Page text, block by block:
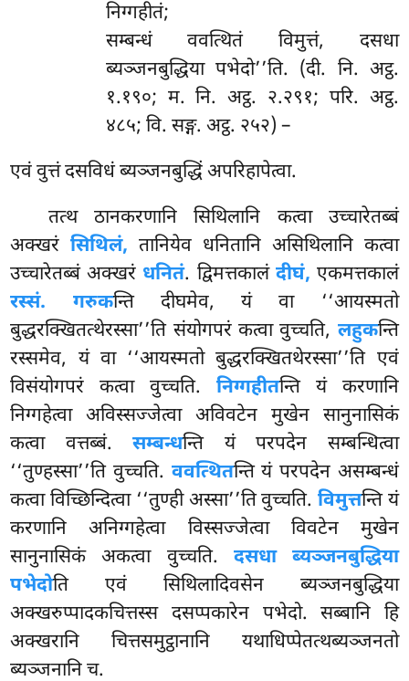
निग्गहीतं;
सम्बन्धं ववत्थितं विमुत्तं, दसधा
ब्यञ्जनबुद्धिया पभेदो’’ति. (दी. नि. अट्ठ.
१.१९०; म. नि. अट्ठ. २.२९१; परि. अट्ठ.
४८५; वि. सङ्ग. अट्ठ. २५२) –
एवं वुत्तं दसविधं ब्यञ्जनबुद्धिं अपरिहापेत्वा.
तत्थ ठानकरणानि सिथिलानि कत्वा उच्चारेतब्बं
अक्खरंसिथिलं, तानियेव धनितानि असिथिलानि कत्वा
उच्चारेतब्बं अक्खरं धनितं. द्विमत्तकालं दीघं, एकमत्तकालं
रस्सं. गरुकन्ति दीघमेव, यं वा ‘‘आयस्मतो
बुद्धरक्खितत्थेरस्सा’’ति संयोगपरं कत्वा वुच्चति, लहुकन्ति
रस्समेव, यं वा ‘‘आयस्मतो बुद्धरक्खितथेरस्सा’’ति एवं
विसंयोगपरं कत्वा वुच्चति. निग्गहीतन्ति यं करणानि
निग्गहेत्वा अविस्सज्जेत्वा अविवटेन मुखेन सानुनासिकं
कत्वा वत्तब्बं.सम्बन्धन्ति यं परपदेन सम्बन्धित्वा
‘‘तुण्हस्सा’’ति वुच्चति. ववत्थितन्ति यं परपदेन असम्बन्धं
कत्वा विच्छिन्दित्वा ‘‘तुण्ही अस्सा’’ति वुच्चति.विमुत्तन्ति यं
करणानि अनिग्गहेत्वा विस्सज्जेत्वा विवटेन मुखेन
सानुनासिकं अकत्वा वुच्चति. दसधा ब्यञ्जनबुद्धिया
पभेदोति एवं सिथिलादिवसेन ब्यञ्जनबुद्धिया
अक्खरुप्पादकचित्तस्स दसप्पकारेन पभेदो. सब्बानि हि
अक्खरानि चित्तसमुट्ठानानि यथाधिप्पेतत्थब्यञ्जनतो
ब्यञ्जनानि च.